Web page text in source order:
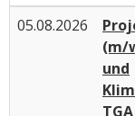
05.08.2026
(m/
und